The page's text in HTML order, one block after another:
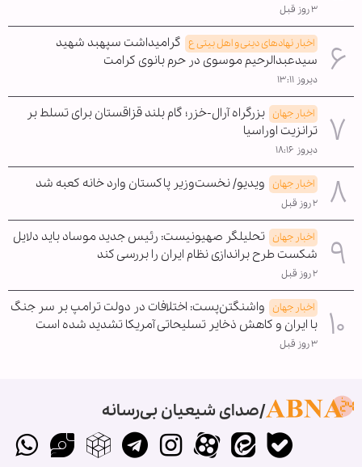
۳ روز قبل
اخبار نهادهای دینی و اهل بیتی ع گرامیداشت سپهبد شهید
سیدعبدالرحیم موسوی در حرم بانوی کرامت
دیروز ۱۳:۱۱
اخبار جهان بزرگراه آرال-خزر؛ گام بلند قزاقستان برای تسلط بر
ترانزیت اوراسیا
دیروز ۱۸:۱۶
اخبار جهان ویدیو/ نخست‌وزیر پاکستان وارد خانه کعبه شد
۲ روز قبل
اخبار جهان تحلیلگر صهیونیست: رئیس جدید موساد باید دلایل
شکست طرح براندازی نظام ایران را بررسی کند
۲ روز قبل
اخبار جهان واشنگتن‌پست: اختلافات در دولت ترامپ بر سر جنگ
با ایران و کاهش ذخایر تسلیحاتی آمریکا تشدید شده است
۳ روز قبل
صدای شیعیان بی‌رسانه